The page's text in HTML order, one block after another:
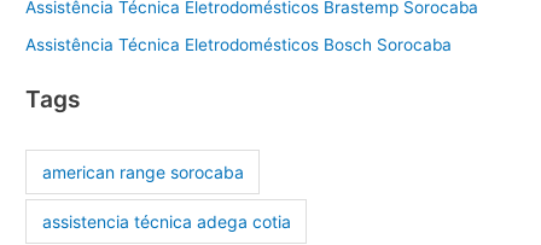
Assistência Técnica Eletrodomésticos Brastemp Sorocaba
Assistência Técnica Eletrodomésticos Bosch Sorocaba
Tags
american range sorocaba
assistencia técnica adega cotia